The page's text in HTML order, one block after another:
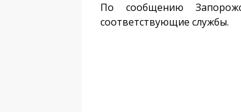
По сообщению
соответствующие службы.